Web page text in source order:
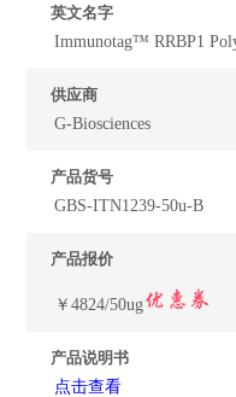
英文名字
Immunotag™ RRBP1
供应商
G-Biosciences
产品货号
GBS-ITN1239-50u-B
产品报价
￥4824/50ug
产品说明书
点击查看